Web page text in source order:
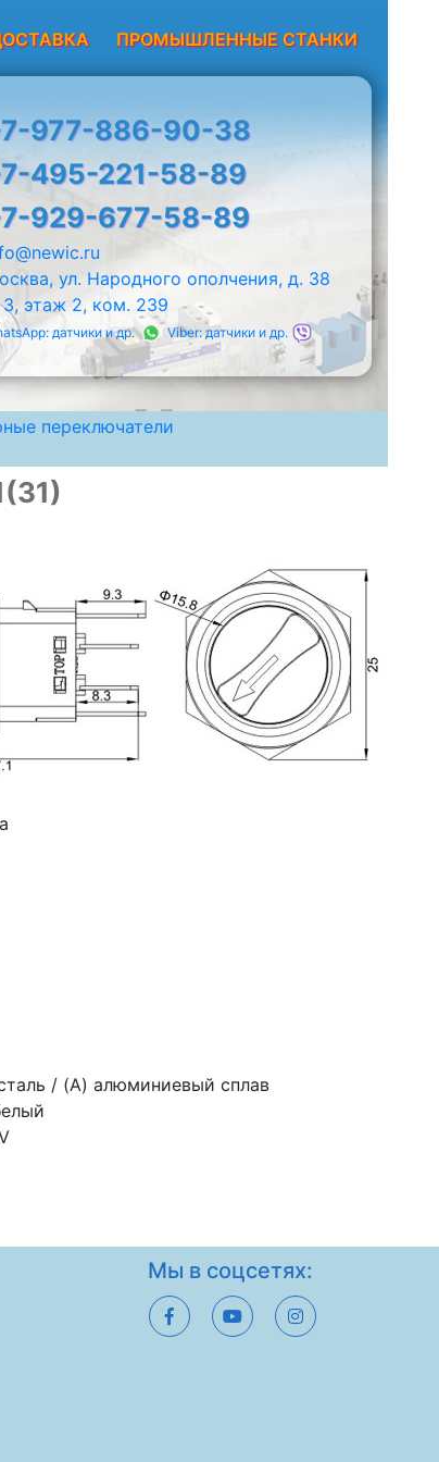
ПРОМЫШЛЕННЫЕ СТАНКИ
977-886-90-38
495-221-58-89
929-677-58-89
ул. Народного ополчения, д. 38
3, этаж 2, ком. 239
датчики и др. Viber: датчики и др.
переключатели
/ (A) алюминиевый сплав
Мы в соцсетях: